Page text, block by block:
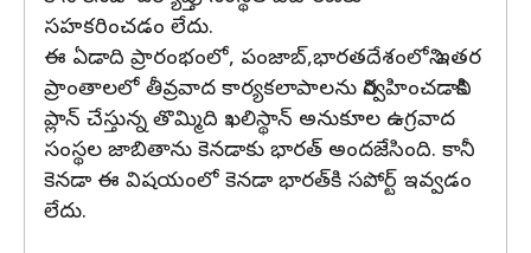
సహకరించడం లేదు.
ఈ ఏడాది ప్రారంభంలో, పంజాబ్,భారతదేశంలోని ఇతర
ప్రాంతాలలో తీవ్రవాద కార్యకలాపాలను నిర్వహించడానికి
ప్లాన్ చేస్తున్న తొమ్మిది ఖలిస్థాన్ అనుకూల ఉగ్రవాద
సంస్థల జాబితాను కెనడాకు భారత్ అందజేసింది. కానీ
కెనడా ఈ విషయంలో కెనడా భారత్‌కి సపోర్ట్ ఇవ్వడం
లేదు.